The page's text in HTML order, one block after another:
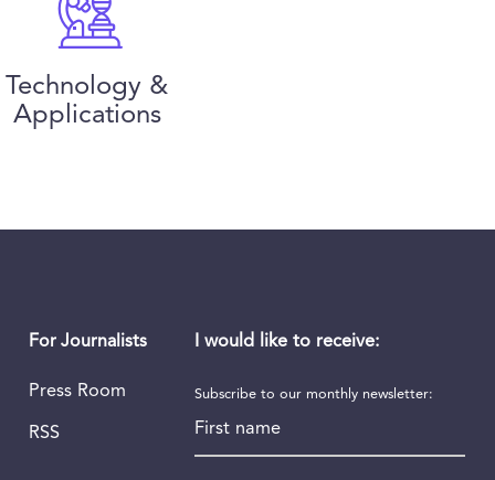
Technology &
Applications
For Journalists
Press Room
RSS
I would like to receive:
Subscribe to our monthly newsletter: